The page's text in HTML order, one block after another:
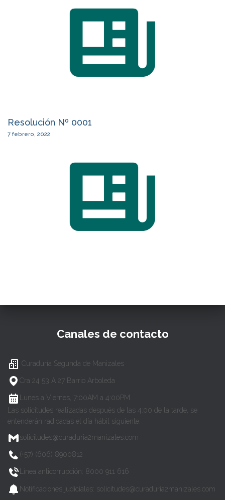
Resolución Nº 0001
7 febrero, 2022
Canales de contacto
Curaduría Segunda de Manizales
Cra 24 53 A 27 Barrio Arboleda
Lunes a Viernes, 7:00AM a 4:00PM
Las solicitudes realizadas después de las 4:00 de la tarde, se
entenderán radicadas el día hábil siguiente.
solicitudes@curaduria2manizales.com
(+57) (606) 8900812
Línea anticorrupción: 8000 911 616
Notificaciones judiciales: solicitudes@curaduria2manizales.com